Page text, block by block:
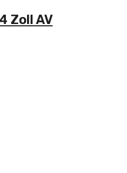
Zoll AV